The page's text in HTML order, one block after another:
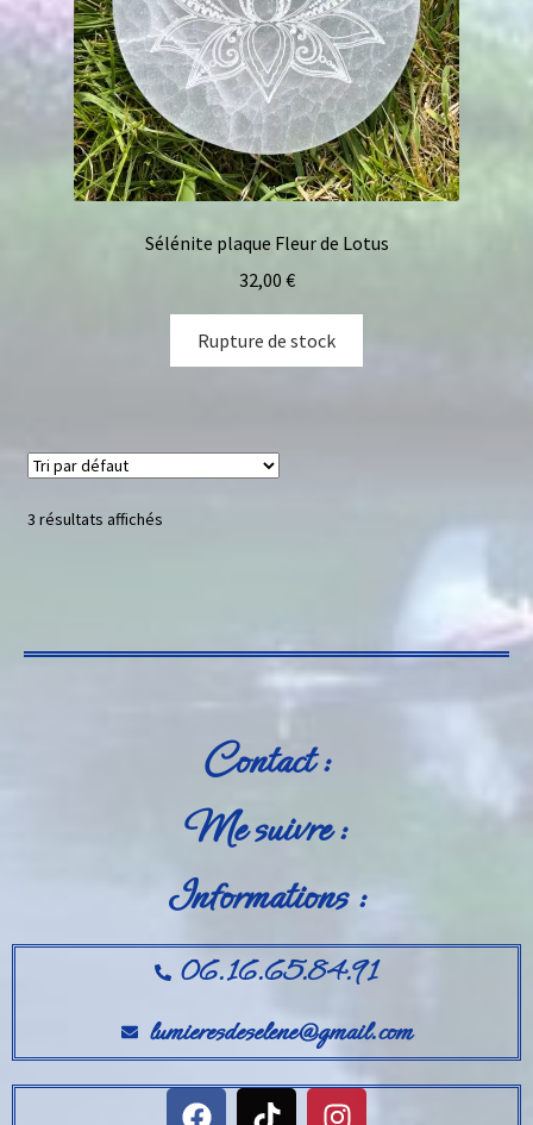
Sélénite plaque Fleur de Lotus
32,00 €
Rupture de stock
3 résultats affichés
Contact :
Me suivre :
Informations :
06.16.65.84.91
lumieresdeselene@gmail.com